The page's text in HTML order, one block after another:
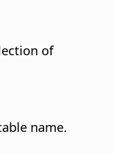
of
name.